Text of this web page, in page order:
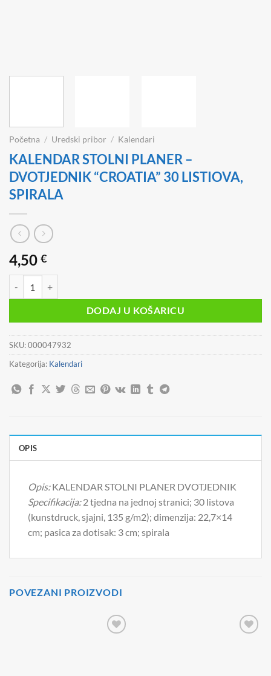
Početna / Uredski pribor / Kalendari
KALENDAR STOLNI PLANER –
DVOTJEDNIK “CROATIA” 30 LISTIOVA,
SPIRALA
4,50 €
DODAJ U KOŠARICU
SKU:000047932
Kategorija: Kalendari
OPIS
Opis:KALENDAR STOLNI PLANER DVOTJEDNIK
Specifikacija:2 tjedna na jednoj stranici; 30 listova
(kunstdruck, sjajni, 135 g/m2); dimenzija: 22,7×14
cm; pasica za dotisak: 3 cm; spirala
POVEZANI PROIZVODI